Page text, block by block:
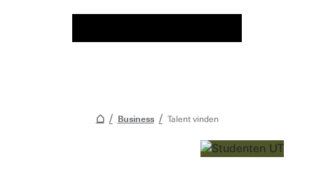
Business Talent vinden